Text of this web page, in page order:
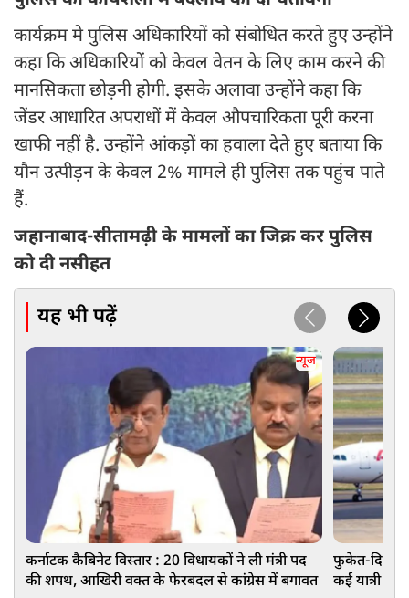
कार्यक्रम मे पुलिस अधिकारियों को संबोधित करते हुए उन्होंने
कहा कि अधिकारियों को केवल वेतन के लिए काम करने की
मानसिकता छोड़नी होगी. इसके अलावा उन्होंने कहा कि
जेंडर आधारित अपराधों में केवल औपचारिकता पूरी करना
खाफी नहीं है. उन्होंने आंकड़ों का हवाला देते हुए बताया कि
यौन उत्पीड़न के केवल 2% मामले ही पुलिस तक पहुंच पाते
हैं.
जहानाबाद-सीतामढ़ी के मामलों का जिक्र कर पुलिस
को दी नसीहत
यह भी पढ़ें
न्यूज
कर्नाटक कैबिनेट विस्तार : 20 विधायकों ने ली मंत्री पद
की शपथ, आखिरी वक्त के फेरबदल से कांग्रेस में बगावत
फुकेत-दिल्ली
कई यात्री